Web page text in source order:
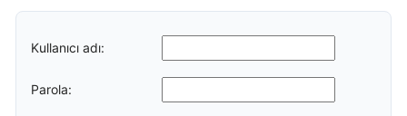
Kullanıcı adı:
Parola: